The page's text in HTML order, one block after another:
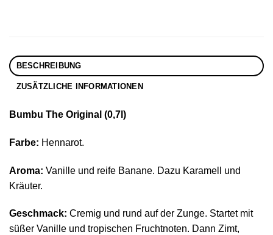
BESCHREIBUNG
ZUSÄTZLICHE INFORMATIONEN
Bumbu The Original (0,7l)
Farbe: Hennarot.
Aroma: Vanille und reife Banane. Dazu Karamell und
Kräuter.
Geschmack: Cremig und rund auf der Zunge. Startet mit
süßer Vanille und tropischen Fruchtnoten. Dann Zimt,